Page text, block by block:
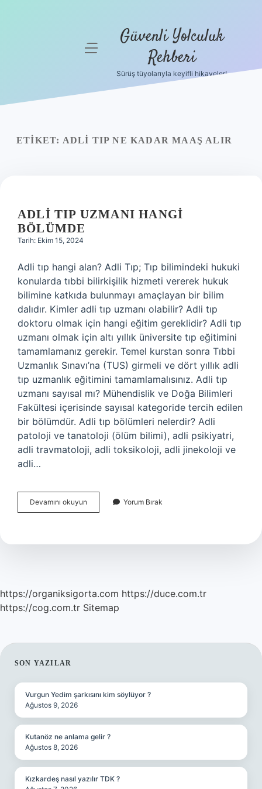
menüyü Güvenli Yolculuk
Rehberi
Sürüş tüyolarıyla keyifli hikayeler!
ETIKET: ADLI TIP NE KADAR MAAŞ ALIR
ADLI TIP UZMANI HANGI
BÖLÜMDE
Tarih: Ekim 15, 2024
Adli tıp hangi alan? Adli Tıp; Tıp bilimindeki hukuki
konularda tıbbi bilirkişilik hizmeti vererek hukuk
bilimine katkıda bulunmayı amaçlayan bir bilim
dalıdır. Kimler adli tıp uzmanı olabilir? Adli tıp
doktoru olmak için hangi eğitim gereklidir? Adli tıp
uzmanı olmak için altı yıllık üniversite tıp eğitimini
tamamlamanız gerekir. Temel kurstan sonra Tıbbi
Uzmanlık Sınavı’na (TUS) girmeli ve dört yıllık adli
tıp uzmanlık eğitimini tamamlamalısınız. Adli tıp
uzmanı sayısal mı? Mühendislik ve Doğa Bilimleri
Fakültesi içerisinde sayısal kategoride tercih edilen
bir bölümdür. Adli tıp bölümleri nelerdir? Adli
patoloji ve tanatoloji (ölüm bilimi), adli psikiyatri,
adli travmatoloji, adli toksikoloji, adli jinekoloji ve
adli…
Devamını okuyun
Tıp
Bölümde
Yorum Bırak
https://organiksigorta.com https://duce.com.tr
https://cog.com.tr Sitemap
SIDEBAR
SON YAZILAR
Vurgun Yedim şarkısını kim söylüyor ?
Ağustos 9, 2026
Kutanöz ne anlama gelir ?
Ağustos 8, 2026
Kızkardeş nasıl yazılır TDK ?